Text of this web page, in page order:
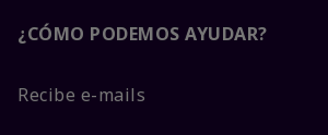
¿CÓMO PODEMOS AYUDAR?
Recibe e-mails